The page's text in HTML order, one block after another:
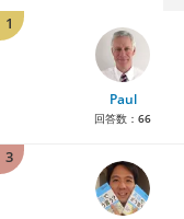
1
Paul
回答数： 66
3